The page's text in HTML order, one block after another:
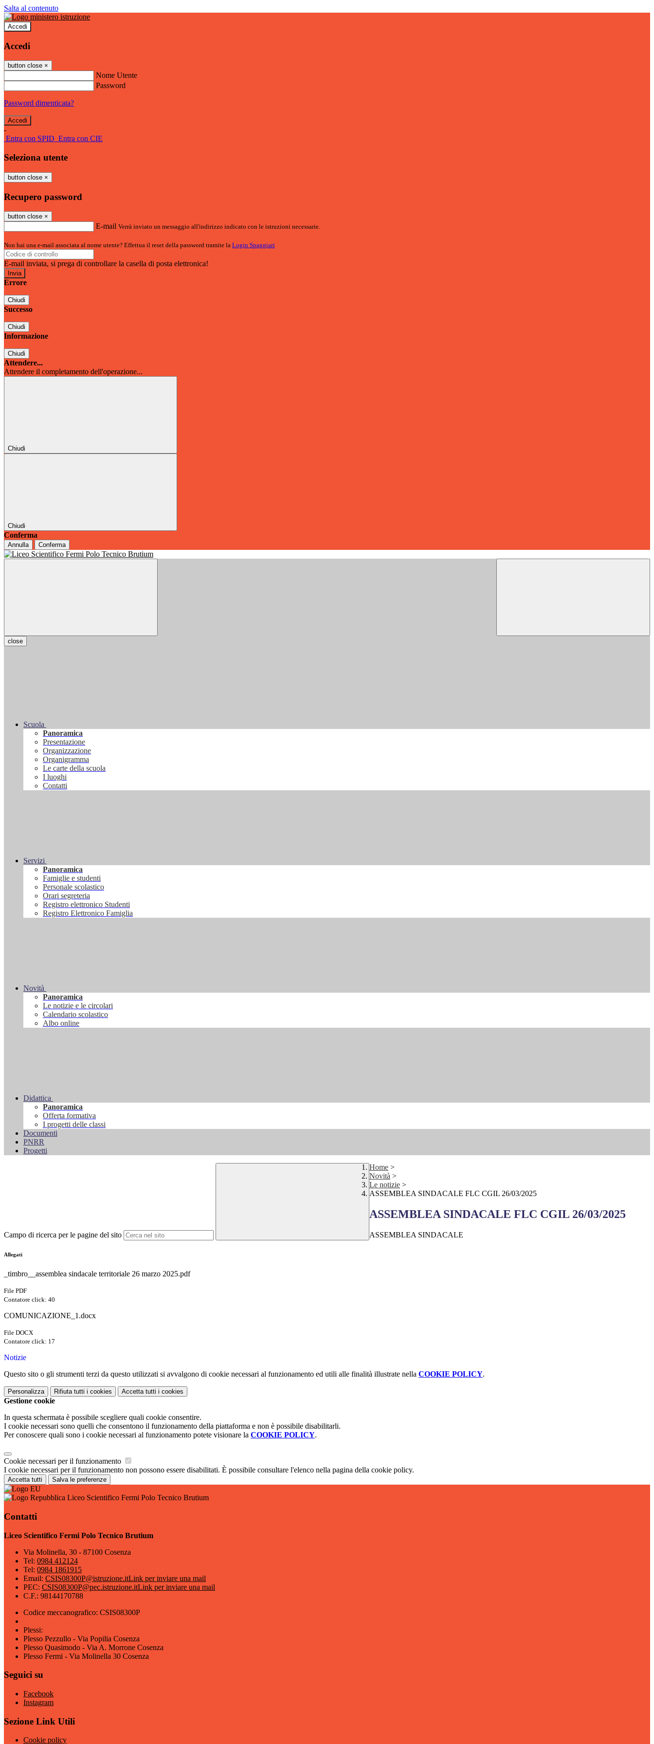
Salta al contenuto
Accedi
Accedi
button close ×
Nome Utente
Password
Password dimenticata?
-
Entra con SPID Entra con CIE
Seleziona utente
button close ×
Recupero password
button close ×
E-mail Verrà inviato un messaggio all'indirizzo indicato con le istruzioni necessarie.
Non hai una e-mail associata al nome utente? Effettua il reset della password tramite la Login Spaggiari
E-mail inviata, si prega di controllare la casella di posta elettronica!
Errore
Chiudi
Successo
Chiudi
Informazione
Chiudi
Attendere...
Attendere il completamento dell'operazione...
Chiudi
Chiudi
Conferma
Annulla Conferma
close
Scuola
Panoramica
Presentazione
Organizzazione
Organigramma
Le carte della scuola
I luoghi
Contatti
Servizi
Panoramica
Famiglie e studenti
Personale scolastico
Orari segreteria
Registro elettronico Studenti
Registro Elettronico Famiglia
Novità
Panoramica
Le notizie e le circolari
Calendario scolastico
Albo online
Didattica
Panoramica
Offerta formativa
I progetti delle classi
Documenti
PNRR
Progetti
Campo di ricerca per le pagine del sito
Home >
Novità >
Le notizie >
ASSEMBLEA SINDACALE FLC CGIL 26/03/2025
ASSEMBLEA SINDACALE FLC CGIL 26/03/2025
ASSEMBLEA SINDACALE
Allegati
_timbro__assemblea sindacale territoriale 26 marzo 2025.pdf
File PDF
Contatore click: 40
COMUNICAZIONE_1.docx
File DOCX
Contatore click: 17
Notizie
Questo sito o gli strumenti terzi da questo utilizzati si avvalgono di cookie necessari al funzionamento ed utili alle finalità illustrate nella COOKIE POLICY.
Personalizza Rifiuta tutti i cookies Accetta tutti i cookies
Gestione cookie
In questa schermata è possibile scegliere quali cookie consentire.
I cookie necessari sono quelli che consentono il funzionamento della piattaforma e non è possibile disabilitarli.
Per conoscere quali sono i cookie necessari al funzionamento potete visionare la COOKIE POLICY.
Cookie necessari per il funzionamento
I cookie necessari per il funzionamento non possono essere disabilitati. È possibile consultare l'elenco nella pagina della cookie policy.
Accetta tutti Salva le preferenze
Liceo Scientifico Fermi Polo Tecnico Brutium
Contatti
Liceo Scientifico Fermi Polo Tecnico Brutium
Via Molinella, 30 - 87100 Cosenza
Tel: 0984 412124
Tel: 0984 1861915
Email: CSIS08300P@istruzione.itLink per inviare una mail
PEC: CSIS08300P@pec.istruzione.itLink per inviare una mail
C.F.: 98144170788
Codice meccanografico: CSIS08300P
Plessi:
Plesso Pezzullo - Via Popilia Cosenza
Plesso Quasimodo - Via A. Morrone Cosenza
Plesso Fermi - Via Molinella 30 Cosenza
Seguici su
Facebook
Instagram
Sezione Link Utili
Cookie policy